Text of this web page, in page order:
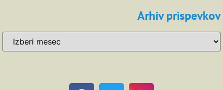
Arhiv prispevkov